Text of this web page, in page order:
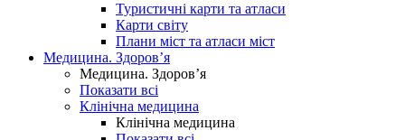
Туристичні карти та атласи
Карти світу
Плани міст та атласи міст
Медицина. Здоров’я
Медицина. Здоров’я
Показати всі
Клінічна медицина
Клінічна медицина